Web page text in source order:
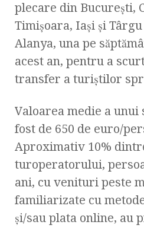
plecare din București,
Timișoara, Iași și
Alanya, una pe
acest an, pentru a
transfer a turiștilor
Valoarea medie a
fost de 650 de euro/
Aproximativ 10%
turoperatorului,
ani, cu venituri peste
familiarizate cu
și/sau plata online, au